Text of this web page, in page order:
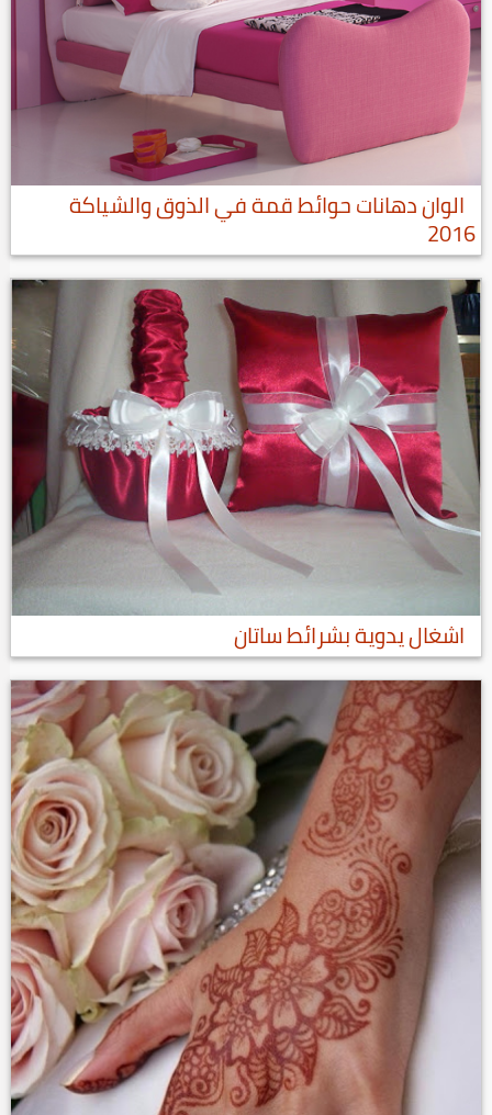
الوان دهانات حوائط قمة في الذوق والشياكة
2016
اشغال يدوية بشرائط ساتان